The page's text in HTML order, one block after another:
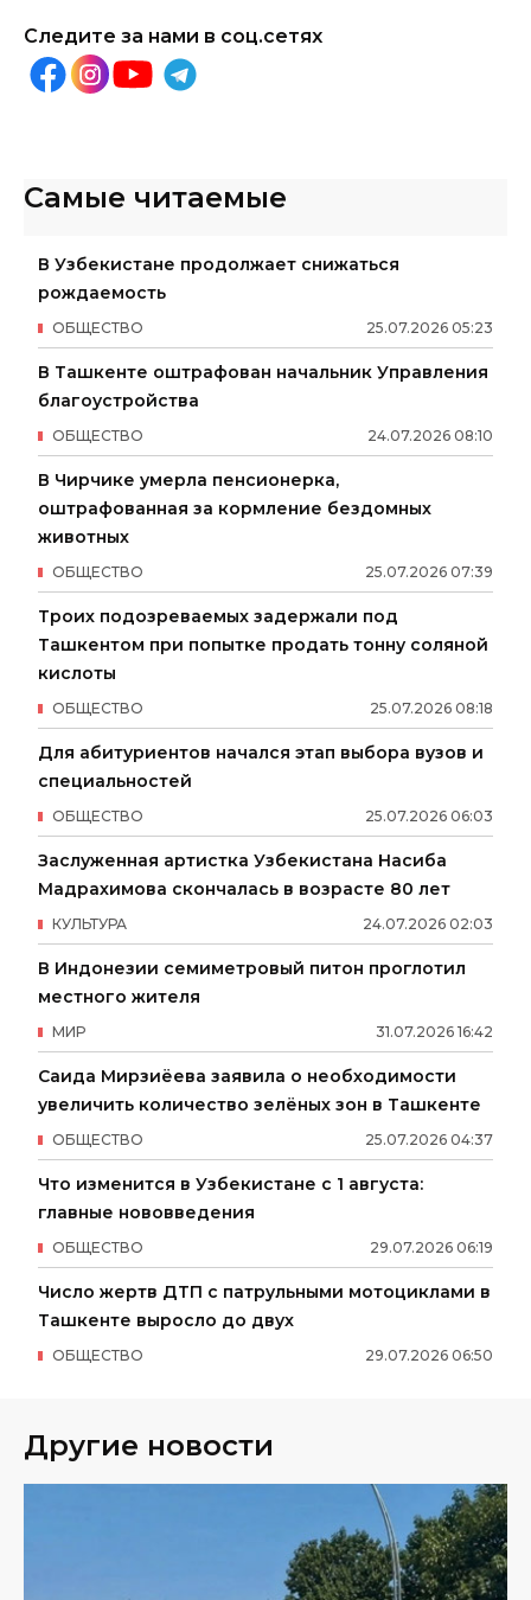
Следите за нами в соц.сетях
Самые читаемые
В Узбекистане продолжает снижаться
рождаемость
25.07.2026 05:23
ОБЩЕСТВО
В Ташкенте оштрафован начальник Управления
благоустройства
24.07.2026 08:10
ОБЩЕСТВО
В Чирчике умерла пенсионерка,
оштрафованная за кормление бездомных
животных
25.07.2026 07:39
ОБЩЕСТВО
Троих подозреваемых задержали под
Ташкентом при попытке продать тонну соляной
кислоты
25.07.2026 08:18
ОБЩЕСТВО
Для абитуриентов начался этап выбора вузов и
специальностей
25.07.2026 06:03
ОБЩЕСТВО
Заслуженная артистка Узбекистана Насиба
Мадрахимова скончалась в возрасте 80 лет
24.07.2026 02:03
КУЛЬТУРА
В Индонезии семиметровый питон проглотил
местного жителя
31.07.2026 16:42
МИР
Саида Мирзиёева заявила о необходимости
увеличить количество зелёных зон в Ташкенте
25.07.2026 04:37
ОБЩЕСТВО
Что изменится в Узбекистане с 1 августа:
главные нововведения
29.07.2026 06:19
ОБЩЕСТВО
Число жертв ДТП с патрульными мотоциклами в
Ташкенте выросло до двух
29.07.2026 06:50
ОБЩЕСТВО
Другие новости